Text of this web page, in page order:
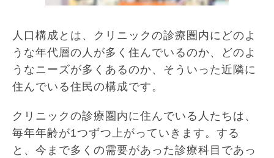
人口構成とは、クリニックの診療圏内にどのよ
うな年代層の人が多く住んでいるのか、どのよ
うなニーズが多くあるのか、そういった近隣に
住んでいる住民の構成です。
クリニックの診療圏内に住んでいる人たちは、
毎年年齢が1つずつ上がっていきます。する
と、今まで多くの需要があった診療科目であっ